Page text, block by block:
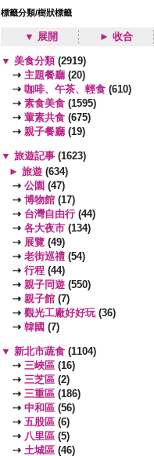
標籤分類/樹狀標籤
▼ 展開 ► 收合
▼ 美食分類 (2919)
⇢ 主題餐廳 (20)
⇢ 咖啡、午茶、輕食 (610)
⇢ 素食美食 (1595)
⇢ 葷素共食 (675)
⇢ 親子餐廳 (19)
▼ 旅遊記事 (1623)
► 旅遊 (634)
⇢ 公園 (47)
⇢ 博物館 (17)
⇢ 台灣自由行 (44)
⇢ 各大夜市 (134)
⇢ 展覽 (49)
⇢ 老街巡禮 (54)
⇢ 行程 (44)
⇢ 親子同遊 (550)
⇢ 親子館 (7)
⇢ 觀光工廠好好玩(36)
⇢ 韓國 (7)
▼ 新北市蔬食 (1104)
⇢ 三峽區 (16)
⇢ 三芝區 (2)
⇢ 三重區 (186)
⇢ 中和區 (56)
⇢ 五股區 (6)
⇢ 八里區 (5)
⇢ 土城區 (46)